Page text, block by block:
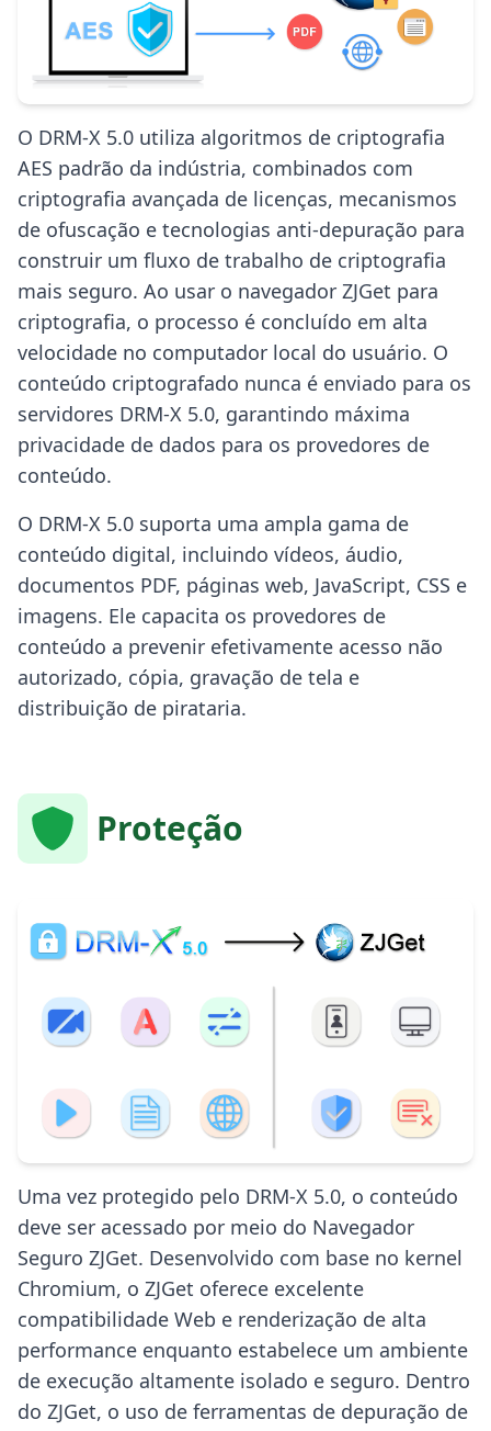
O DRM-X 5.0 utiliza algoritmos de criptografia
AES padrão da indústria, combinados com
criptografia avançada de licenças, mecanismos
de ofuscação e tecnologias anti-depuração para
construir um fluxo de trabalho de criptografia
mais seguro. Ao usar o navegador ZJGet para
criptografia, o processo é concluído em alta
velocidade no computador local do usuário. O
conteúdo criptografado nunca é enviado para os
servidores DRM-X 5.0, garantindo máxima
privacidade de dados para os provedores de
conteúdo.
O DRM-X 5.0 suporta uma ampla gama de
conteúdo digital, incluindo vídeos, áudio,
documentos PDF, páginas web, JavaScript, CSS e
imagens. Ele capacita os provedores de
conteúdo a prevenir efetivamente acesso não
autorizado, cópia, gravação de tela e
distribuição de pirataria.
Proteção
Uma vez protegido pelo DRM-X 5.0, o conteúdo
deve ser acessado por meio do Navegador
Seguro ZJGet. Desenvolvido com base no kernel
Chromium, o ZJGet oferece excelente
compatibilidade Web e renderização de alta
performance enquanto estabelece um ambiente
de execução altamente isolado e seguro. Dentro
do ZJGet, o uso de ferramentas de depuração de